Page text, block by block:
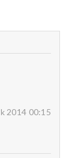
2014 00:15